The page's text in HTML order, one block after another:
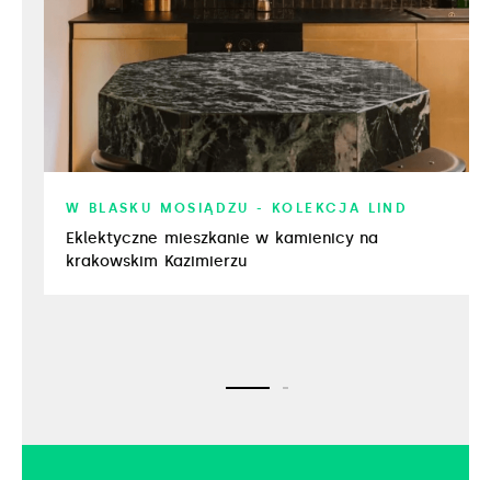
W BLASKU MOSIĄDZU - KOLEKCJA LIND
Eklektyczne mieszkanie w kamienicy na
krakowskim Kazimierzu